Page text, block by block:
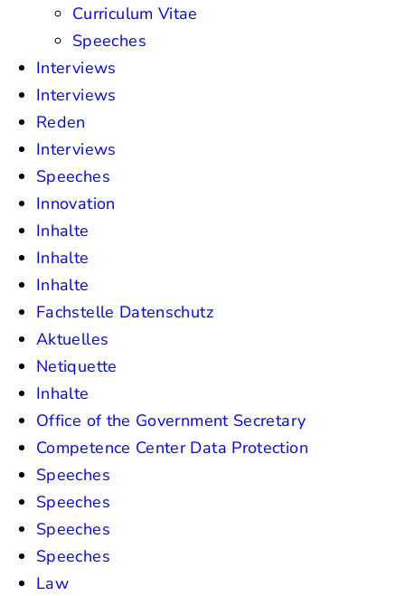
Curriculum Vitae
Speeches
Interviews
Interviews
Reden
Interviews
Speeches
Innovation
Inhalte
Inhalte
Inhalte
Fachstelle Datenschutz
Aktuelles
Netiquette
Inhalte
Office of the Government Secretary
Competence Center Data Protection
Speeches
Speeches
Speeches
Speeches
Law